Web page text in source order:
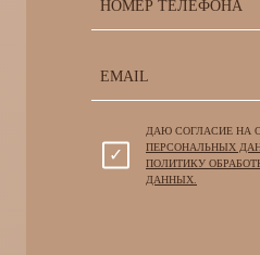
ДАЮ СОГЛАСИЕ НА
ПЕРСОНАЛЬНЫХ
ПОЛИТИКУ
ДАННЫХ.